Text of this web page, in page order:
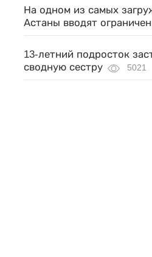
На одном из самых
Астаны вводят
13-летний подросток
сводную сестру
5021